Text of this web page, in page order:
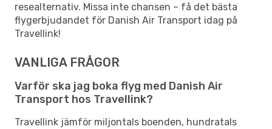
resealternativ. Missa inte chansen – få det bästa
flygerbjudandet för Danish Air Transport idag på
Travellink!
VANLIGA FRÅGOR
Varför ska jag boka flyg med Danish Air
Transport hos Travellink?
Travellink jämför miljontals boenden, hundratals